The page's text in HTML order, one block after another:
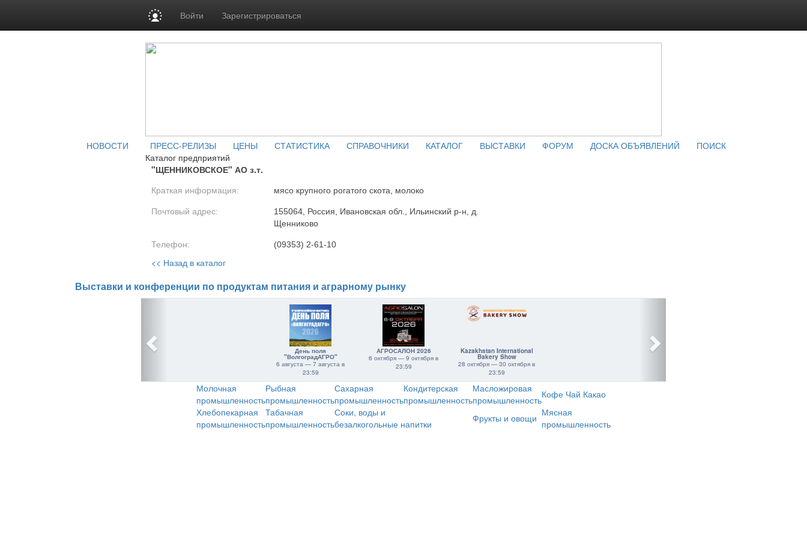
Войти Зарегистрироваться
НОВОСТИ ПРЕСС-РЕЛИЗЫ ЦЕНЫ СТАТИСТИКА СПРАВОЧНИКИ КАТАЛОГ ВЫСТАВКИ ФОРУМ ДОСКА ОБЪЯВЛЕНИЙ
ПОИСК
Каталог предприятий
"ЩЕННИКОВСКОЕ" АО з.т.
Краткая информация: мясо крупного рогатого скота, молоко
Почтовый адрес:
155064, Россия, Ивановская обл., Ильинский р-н, д.
Щенниково
Телефон: (09353) 2-61-10
<< Назад в каталог
Выставки и конференции по продуктам питания и аграрному рынку
День поля
"ВолгоградАГРО"
6 августа — 7 августа в
23:59
АГРОСАЛОН 2026
6 октября — 9 октября в
23:59
Kazakhstan International
Bakery Show
28 октября — 30 октября в
23:59
Молочная
промышленность
Рыбная
промышленность
Сахарная
промышленность
Кондитерская
промышленность
Масложировая
промышленностьКофе Чай Какао
Хлебопекарная
промышленность
Табачная
промышленность
Соки, воды и
безалкогольные напитки
Фрукты и овощи Мясная
промышленность